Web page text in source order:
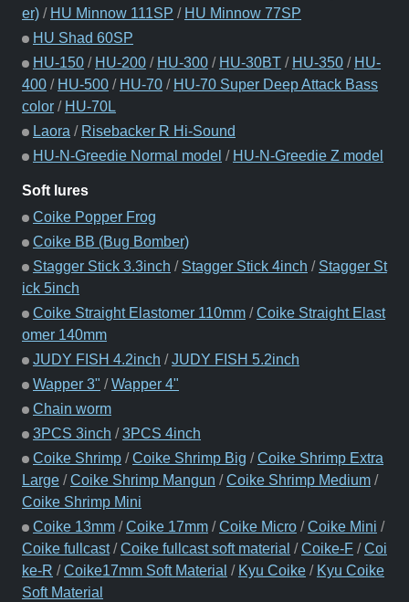
er) / HU Minnow 111SP / HU Minnow 77SP
HU Shad 60SP
HU-150 / HU-200 / HU-300 / HU-30BT / HU-350 / HU-
400 / HU-500 / HU-70 / HU-70 Super Deep Attack Bass
color / HU-70L
Laora / Risebacker R Hi-Sound
HU-N-Greedie Normal model / HU-N-Greedie Z model
Soft lures
Coike Popper Frog
Coike BB (Bug Bomber)
Stagger Stick 3.3inch / Stagger Stick 4inch / Stagger St
ick 5inch
Coike Straight Elastomer 110mm /Coike Straight Elast
omer 140mm
JUDY FISH 4.2inch /JUDY FISH 5.2inch
Wapper 3" /Wapper 4"
Chain worm
3PCS 3inch /3PCS 4inch
Coike Shrimp /Coike Shrimp Big /Coike Shrimp Extra
Large /Coike Shrimp Mangun /Coike Shrimp Medium /
Coike Shrimp Mini
Coike 13mm /Coike 17mm /Coike Micro /Coike Mini /
Coike fullcast/Coike fullcast soft material /Coike-F /Coi
ke-R /Coike17mm Soft Material / Kyu Coike / Kyu Coike
Soft Material